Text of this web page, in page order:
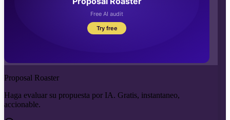
Proposal Roaster
Haga evaluar su propuesta por IA. Gratis, instantaneo,
accionable.